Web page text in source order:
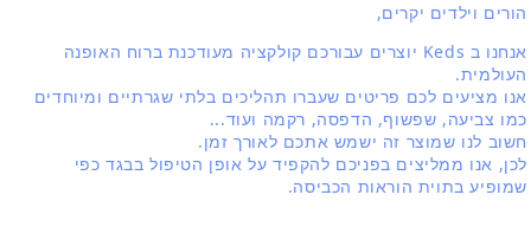
הורים וילדים יקרים,
אנחנו ב Keds יוצרים עבורכם קולקציה מעודכנת ברוח האופנה
העולמית.
אנו מציעים לכם פריטים שעברו תהליכים בלתי שגרתיים ומיוחדים
כמו צביעה, שפשוף, הדפסה, רקמה ועוד...
חשוב לנו שמוצר זה ישמש אתכם לאורך זמן.
לכן, אנו ממליצים בפניכם להקפיד על אופן הטיפול בבגד כפי
שמופיע בתוית הוראות הכביסה.